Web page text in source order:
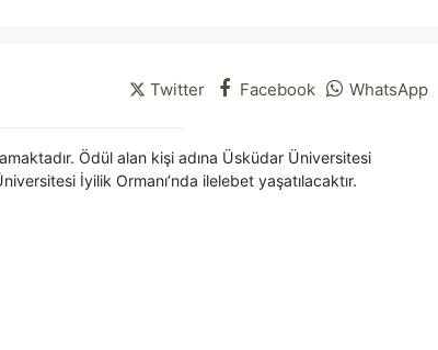
Twitter Facebook WhatsApp
Ödül alan kişi adına Üsküdar Üniversitesi
İyilik Ormanı’nda ilelebet yaşatılacaktır.